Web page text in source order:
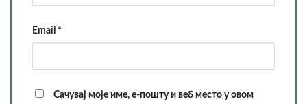
Email *
Сачувај моје име, е-пошту и веб место у овом